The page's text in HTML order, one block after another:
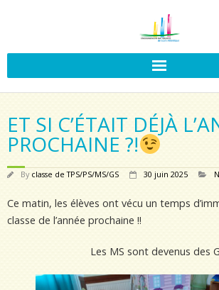
ET SI C’ÉTAIT DÉJÀ
PROCHAINE ?!
By classe de TPS/PS/MS/GS 30 juin 2025
Ce matin, les élèves ont vécu un temps
classe de l’année prochaine !!
Les MS sont devenus des